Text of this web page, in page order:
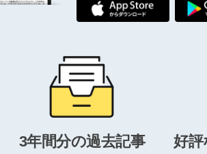
3年間分の過去記事
好